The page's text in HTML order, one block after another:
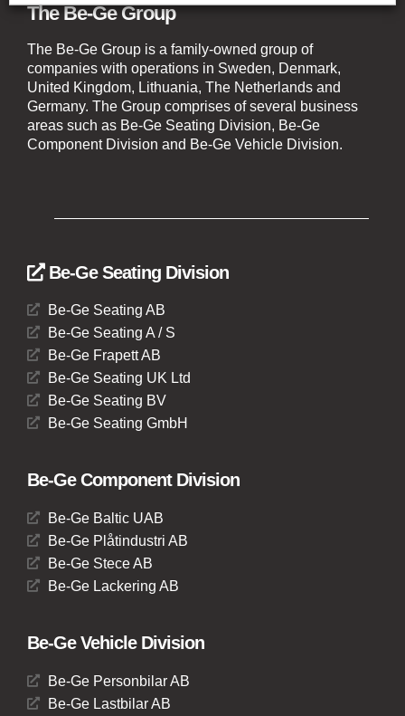
The Be-Ge Group
The Be-Ge Group is a family-owned group of
companies with operations in Sweden, Denmark,
United Kingdom, Lithuania, The Netherlands and
Germany. The Group comprises of several business
areas such as Be-Ge Seating Division, Be-Ge
Component Division and Be-Ge Vehicle Division.
Be-Ge Seating Division
Be-Ge Seating AB
Be-Ge Seating A / S
Be-Ge Frapett AB
Be-Ge Seating UK Ltd
Be-Ge Seating BV
Be-Ge Seating GmbH
Be-Ge Component Division
Be-Ge Baltic UAB
Be-Ge Plåtindustri AB
Be-Ge Stece AB
Be-Ge Lackering AB
Be-Ge Vehicle Division
Be-Ge Personbilar AB
Be-Ge Lastbilar AB